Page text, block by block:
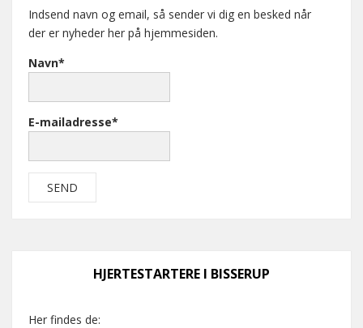
Indsend navn og email, så sender vi dig en besked når
der er nyheder her på hjemmesiden.
Navn*
E-mailadresse*
HJERTESTARTERE I BISSERUP
Her findes de: